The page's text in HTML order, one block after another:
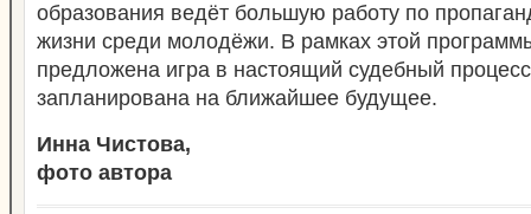
образования ведёт большую работу по
жизни среди молодёжи. В рамках этой
предложена игра в настоящий судебный
запланирована на ближайшее будущее.
Инна Чистова,
фото автора